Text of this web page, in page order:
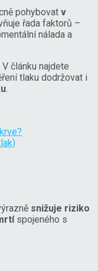
pohybovat v
řada faktorů –
nálada a
V článku najdete
tlaku dodržovat i
.
snižuje riziko
spojeného s